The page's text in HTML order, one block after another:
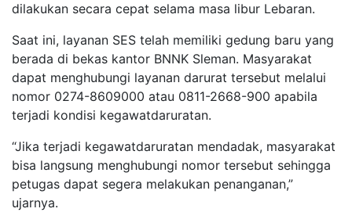
dilakukan secara cepat selama masa libur Lebaran.
Saat ini, layanan SES telah memiliki gedung baru yang
berada di bekas kantor BNNK Sleman. Masyarakat
dapat menghubungi layanan darurat tersebut melalui
nomor 0274-8609000 atau 0811-2668-900 apabila
terjadi kondisi kegawatdaruratan.
“Jika terjadi kegawatdaruratan mendadak, masyarakat
bisa langsung menghubungi nomor tersebut sehingga
petugas dapat segera melakukan penanganan,”
ujarnya.